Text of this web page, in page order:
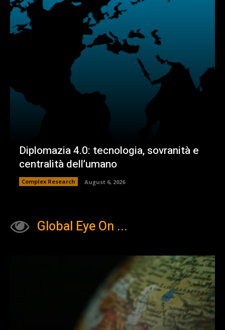
Diplomazia 4.0: tecnologia, sovranità e
centralità dell’umano
Complex Research August 6, 2026
Global Eye On ...